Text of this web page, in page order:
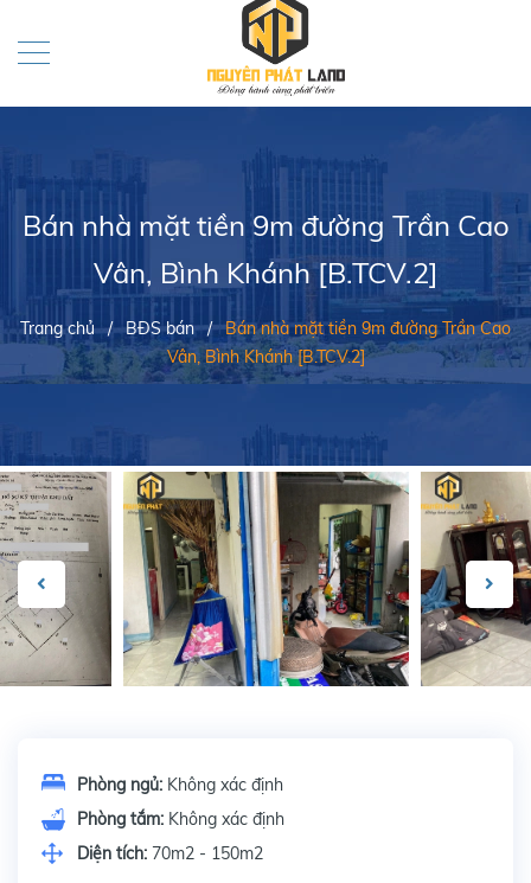
Bán nhà mặt tiền 9m đường Trần Cao
Vân, Bình Khánh [B.TCV.2]
Trang chủ / BĐS bán / Bán nhà mặt tiền 9m đường Trần Cao
Vân, Bình Khánh [B.TCV.2]
Phòng ngủ: Không xác định
Phòng tắm: Không xác định
Diện tích: 70m2 - 150m2